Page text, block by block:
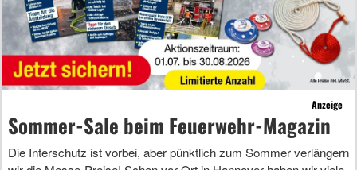
Anzeige
Sommer-Sale beim Feuerwehr-Magazin
Die Interschutz ist vorbei, aber pünktlich zum Sommer verlängern